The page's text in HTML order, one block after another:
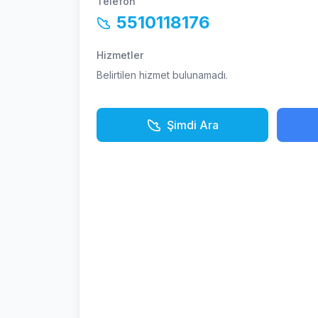
5510118176
Hizmetler
Belirtilen hizmet bulunamadı.
Şimdi Ara